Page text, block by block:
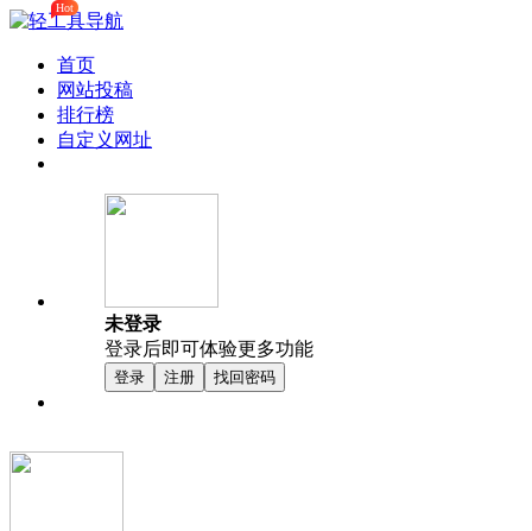
首页
网站投稿
排行榜
Hot
自定义网址
未登录
登录后即可体验更多功能
登录 注册 找回密码